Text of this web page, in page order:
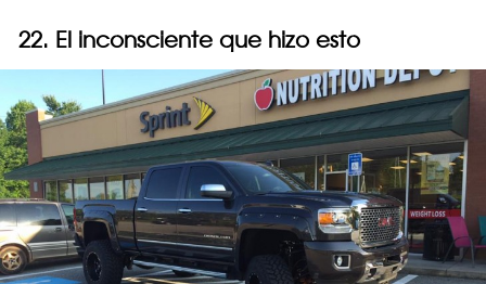
22. El inconsciente que hizo esto